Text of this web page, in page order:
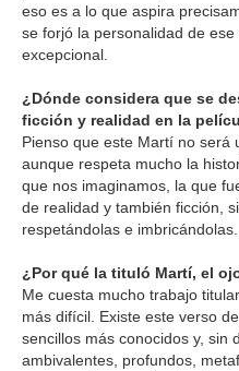
eso es a lo que aspira
se forjó la personalidad de
excepcional.
¿Dónde considera que se
ficción y realidad en la
Pienso que este Martí no será
aunque respeta mucho la
que nos imaginamos, la que
de realidad y también ficción,
respetándolas e imbricándolas.
¿Por qué la tituló Martí, el
Me cuesta mucho trabajo
más difícil. Existe este verso
sencillos más conocidos y, sin
ambivalentes, profundos,